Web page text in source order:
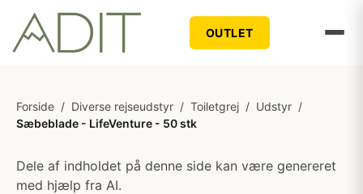
OUTLET
Forside / Diverse rejseudstyr / Toiletgrej / Udstyr /
Sæbeblade - LifeVenture - 50 stk
Dele af indholdet på denne side kan være genereret
med hjælp fra AI.